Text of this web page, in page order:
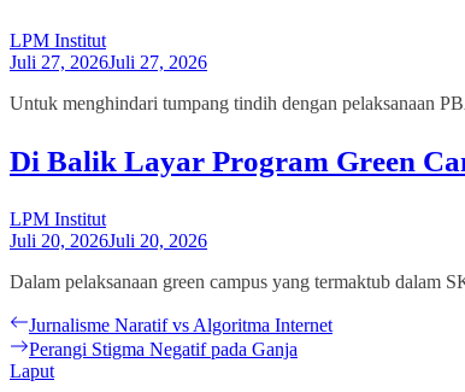
LPM Institut
Juli 27, 2026Juli 27, 2026
Untuk menghindari tumpang tindih dengan pelaksanaan
Di Balik Layar Program Green
LPM Institut
Juli 20, 2026Juli 20, 2026
Dalam pelaksanaan green campus yang termaktub dalam
Navigasi
pos
Previous
post:
Jurnalisme Naratif vs Algoritma Internet
Next
post:
Perangi Stigma Negatif pada Ganja
Laput